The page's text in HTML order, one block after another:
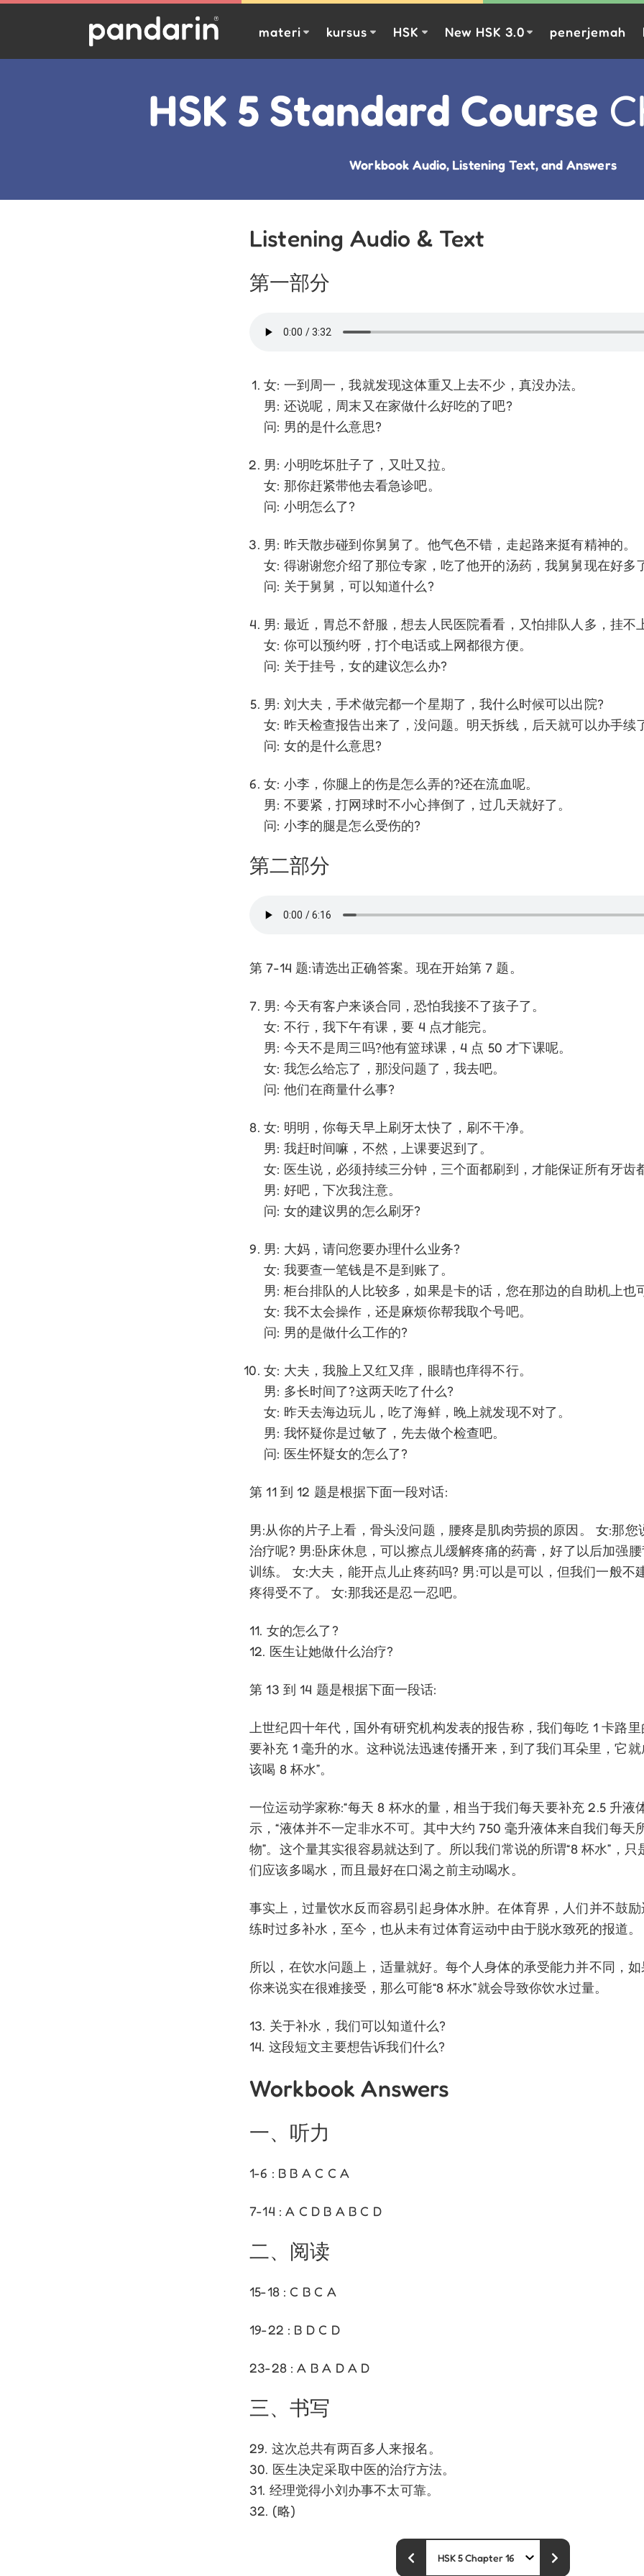
materi kursus HSK New HSK 3.0 penerjemah
HSK 5 Standard Course
Workbook Audio, Listening Text, and Answers
Listening Audio & Text
第一部分
女: 一到周一，我就发现这体重又上去不少，真没办法。
男: 还说呢，周末又在家做什么好吃的了吧?
问: 男的是什么意思?
男: 小明吃坏肚子了，又吐又拉。
女: 那你赶紧带他去看急诊吧。
问: 小明怎么了?
男: 昨天散步碰到你舅舅了。他气色不错，走起路来挺有精神的。
女: 得谢谢您介绍了那位专家，吃了他开的汤药，我舅舅现在好多
问: 关于舅舅，可以知道什么?
男: 最近，胃总不舒服，想去人民医院看看，又怕排队人多，挂不
女: 你可以预约呀，打个电话或上网都很方便。
问: 关于挂号，女的建议怎么办?
男: 刘大夫，手术做完都一个星期了，我什么时候可以出院?
女: 昨天检查报告出来了，没问题。明天拆线，后天就可以办手续
问: 女的是什么意思?
女: 小李，你腿上的伤是怎么弄的?还在流血呢。
男: 不要紧，打网球时不小心摔倒了，过几天就好了。
问: 小李的腿是怎么受伤的?
第二部分
第 7-14 题:请选出正确答案。现在开始第 7 题。
男: 今天有客户来谈合同，恐怕我接不了孩子了。
女: 不行，我下午有课，要 4 点才能完。
男: 今天不是周三吗?他有篮球课，4 点 50 才下课呢。
女: 我怎么给忘了，那没问题了，我去吧。
问: 他们在商量什么事?
女: 明明，你每天早上刷牙太快了，刷不干净。
男: 我赶时间嘛，不然，上课要迟到了。
女: 医生说，必须持续三分钟，三个面都刷到，才能保证所有牙齿
男: 好吧，下次我注意。
问: 女的建议男的怎么刷牙?
男: 大妈，请问您要办理什么业务?
女: 我要查一笔钱是不是到账了。
男: 柜台排队的人比较多，如果是卡的话，您在那边的自助机上也
女: 我不太会操作，还是麻烦你帮我取个号吧。
问: 男的是做什么工作的?
女: 大夫，我脸上又红又痒，眼睛也痒得不行。
男: 多长时间了?这两天吃了什么?
女: 昨天去海边玩儿，吃了海鲜，晚上就发现不对了。
男: 我怀疑你是过敏了，先去做个检查吧。
问: 医生怀疑女的怎么了?
第 11 到 12 题是根据下面一段对话:
男:从你的片子上看，骨头没问题，腰疼是肌肉劳损的原因。 女:那您
治疗呢? 男:卧床休息，可以擦点儿缓解疼痛的药膏，好了以后加强
训练。 女:大夫，能开点儿止疼药吗? 男:可以是可以，但我们一般不
疼得受不了。 女:那我还是忍一忍吧。
11. 女的怎么了?
12. 医生让她做什么治疗?
第 13 到 14 题是根据下面一段话:
上世纪四十年代，国外有研究机构发表的报告称，我们每吃 1 卡路
要补充 1 毫升的水。这种说法迅速传播开来，到了我们耳朵里，它就
该喝 8 杯水”。
一位运动学家称:“每天 8 杯水的量，相当于我们每天要补充 2.5 升液
示，“液体并不一定非水不可。其中大约 750 毫升液体来自我们每天
物”。这个量其实很容易就达到了。所以我们常说的所谓“8 杯水”，只
们应该多喝水，而且最好在口渴之前主动喝水。
事实上，过量饮水反而容易引起身体水肿。在体育界，人们并不鼓
练时过多补水，至今，也从未有过体育运动中由于脱水致死的报道。
所以，在饮水问题上，适量就好。每个人身体的承受能力并不同，如
你来说实在很难接受，那么可能“8 杯水”就会导致你饮水过量。
13. 关于补水，我们可以知道什么?
14. 这段短文主要想告诉我们什么?
Workbook Answers
一、听力
1-6 : B B A C C A
7-14 : A C D B A B C D
二、阅读
15-18 : C B C A
19-22 : B D C D
23-28 : A B A D A D
三、书写
29. 这次总共有两百多人来报名。
30. 医生决定采取中医的治疗方法。
31. 经理觉得小刘办事不太可靠。
32. (略)